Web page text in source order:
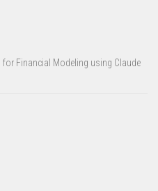
for Financial Modeling using Claude